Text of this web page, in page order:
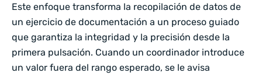
Este enfoque transforma la recopilación de datos de
un ejercicio de documentación a un proceso guiado
que garantiza la integridad y la precisión desde la
primera pulsación. Cuando un coordinador introduce
un valor fuera del rango esperado, se le avisa